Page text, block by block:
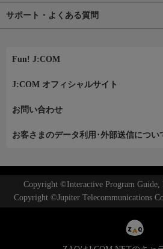
サポート・よくある質問
Fun! J:COM
J:COM オフィシャルサイト
お問い合わせ
お客さまのデータ利用･外部送信につい
Copyright ©Interactive Program Guide,
Copyright ©Jupiter Telecommunications